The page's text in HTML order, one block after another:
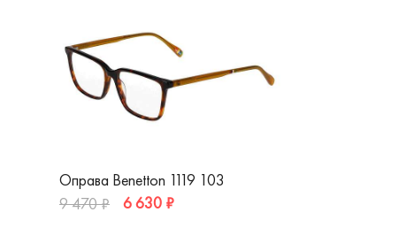
Оправа Benetton 1119 103
9 470 ₽
6 630 ₽